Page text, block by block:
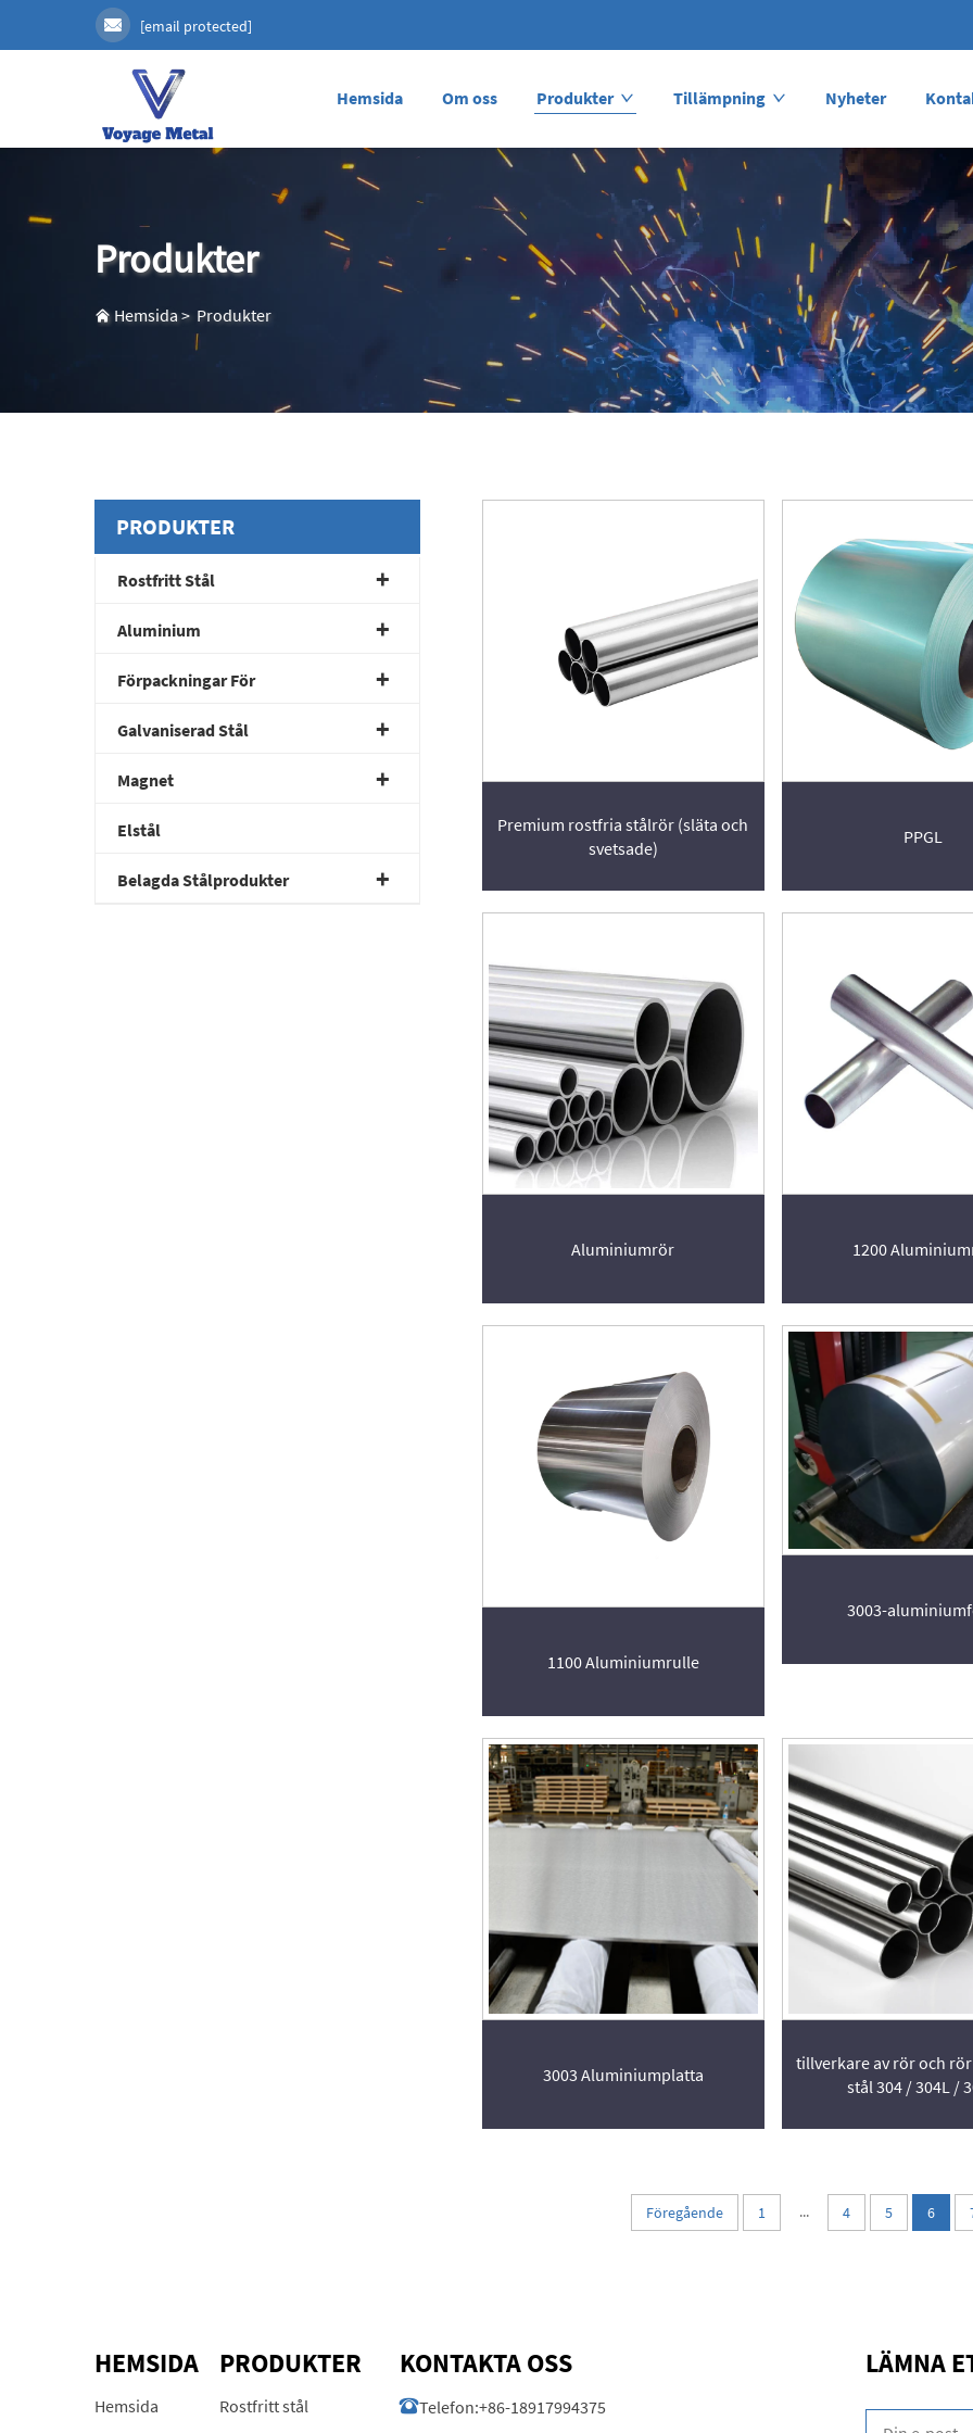
[email protected]
Hemsida Om oss Produkter Tillämpning Nyheter
Produkter
Hemsida> Produkter
PRODUKTER
Rostfritt Stål
Aluminium
Förpackningar För
Galvaniserad Stål
Magnet
Elstål
Belagda Stålprodukter
Premium rostfria stålrör (släta och
svetsade)
PPGL
Aluminiumrör 1200
1100 Aluminiumrulle
3003-
3003 Aluminiumplatta
tillverkare av rör och
stål 304 / 304L /
Föregående 1 ... 4 5 6
HEMSIDA
Hemsida
PRODUKTER
Rostfritt stål
KONTAKTA OSS
Telefon:+86-18917994375
LÄMNA